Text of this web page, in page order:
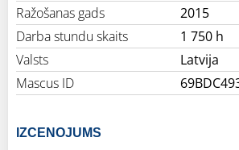
Ražošanas gads
2015
Darba stundu skaits
1 750 h
Valsts
Latvija
Mascus ID
IZCENOJUMS